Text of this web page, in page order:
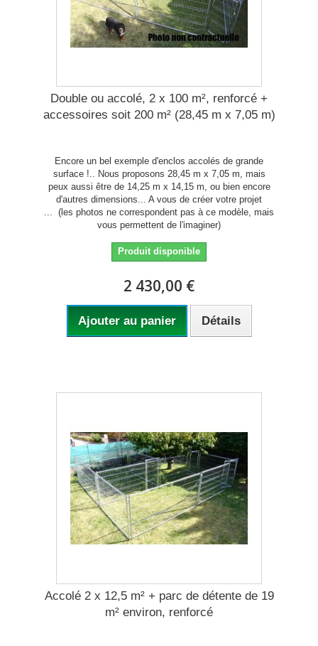
Double ou accolé, 2 x 100 m², renforcé +
accessoires soit 200 m² (28,45 m x 7,05 m)
Encore un bel exemple d'enclos accolés de grande
surface !.. Nous proposons 28,45 m x 7,05 m, mais
peux aussi être de 14,25 m x 14,15 m, ou bien encore
d'autres dimensions... A vous de créer votre projet
... (les photos ne correspondent pas à ce modèle, mais
vous permettent de l'imaginer)
Produit disponible
2 430,00 €
Ajouter au panier Détails
Accolé 2 x 12,5 m² + parc de détente de 19
m² environ, renforcé